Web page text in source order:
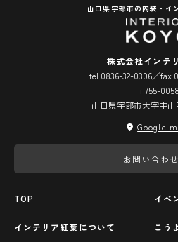
山口県宇部市の内装・イ
株式会社インテ
tel 0836-32-0306／fax
〒755-0058
山口県宇部市大字中山
Google
お問い合わせ
TOP
インテリア紅葉について
イベ
こう